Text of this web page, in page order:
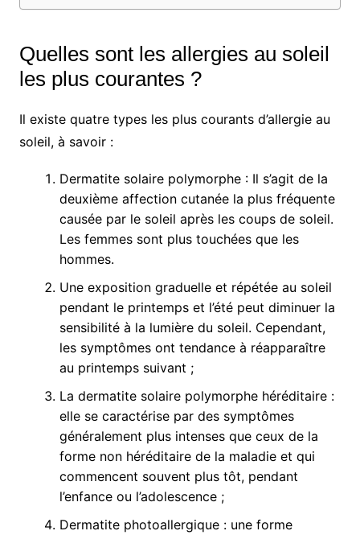
Quelles sont les allergies au soleil
les plus courantes ?
Il existe quatre types les plus courants d’allergie au
soleil, à savoir :
Dermatite solaire polymorphe : Il s’agit de la
deuxième affection cutanée la plus fréquente
causée par le soleil après les coups de soleil.
Les femmes sont plus touchées que les
hommes.
Une exposition graduelle et répétée au soleil
pendant le printemps et l’été peut diminuer la
sensibilité à la lumière du soleil. Cependant,
les symptômes ont tendance à réapparaître
au printemps suivant ;
La dermatite solaire polymorphe héréditaire :
elle se caractérise par des symptômes
généralement plus intenses que ceux de la
forme non héréditaire de la maladie et qui
commencent souvent plus tôt, pendant
l’enfance ou l’adolescence ;
Dermatite photoallergique : une forme